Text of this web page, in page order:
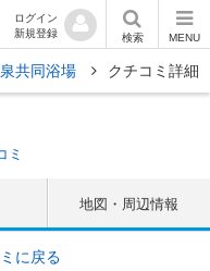
ログイン
新規登録
検索 MENU
共同浴場 クチコミ詳細
ミ
地図・周辺情報
に戻る